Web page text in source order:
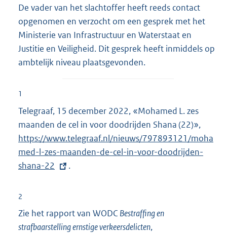
De vader van het slachtoffer heeft reeds contact
opgenomen en verzocht om een gesprek met het
Ministerie van Infrastructuur en Waterstaat en
Justitie en Veiligheid. Dit gesprek heeft inmiddels op
ambtelijk niveau plaatsgevonden.
1
Telegraaf, 15 december 2022, «Mohamed L. zes
maanden de cel in voor doodrijden Shana (22)»,
x
t
https://www.telegraaf.nl/nieuws/797893121/moha
med-l-zes-maanden-de-cel-in-voor-doodrijden-
shana-22
.
2
Zie het rapport van WODC Bestraffing en
strafbaarstelling ernstige verkeersdelicten,